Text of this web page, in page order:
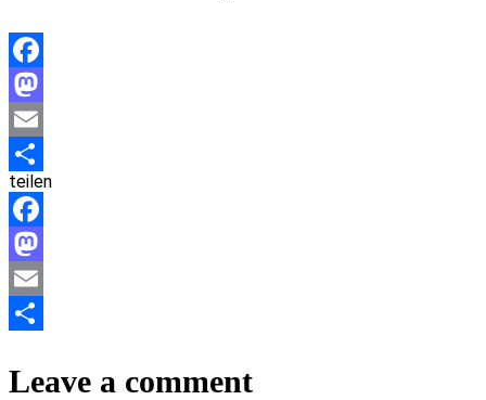
Facebook
Mastodon
Email
Teilen
teilen
Facebook
Mastodon
Email
Leave a comment